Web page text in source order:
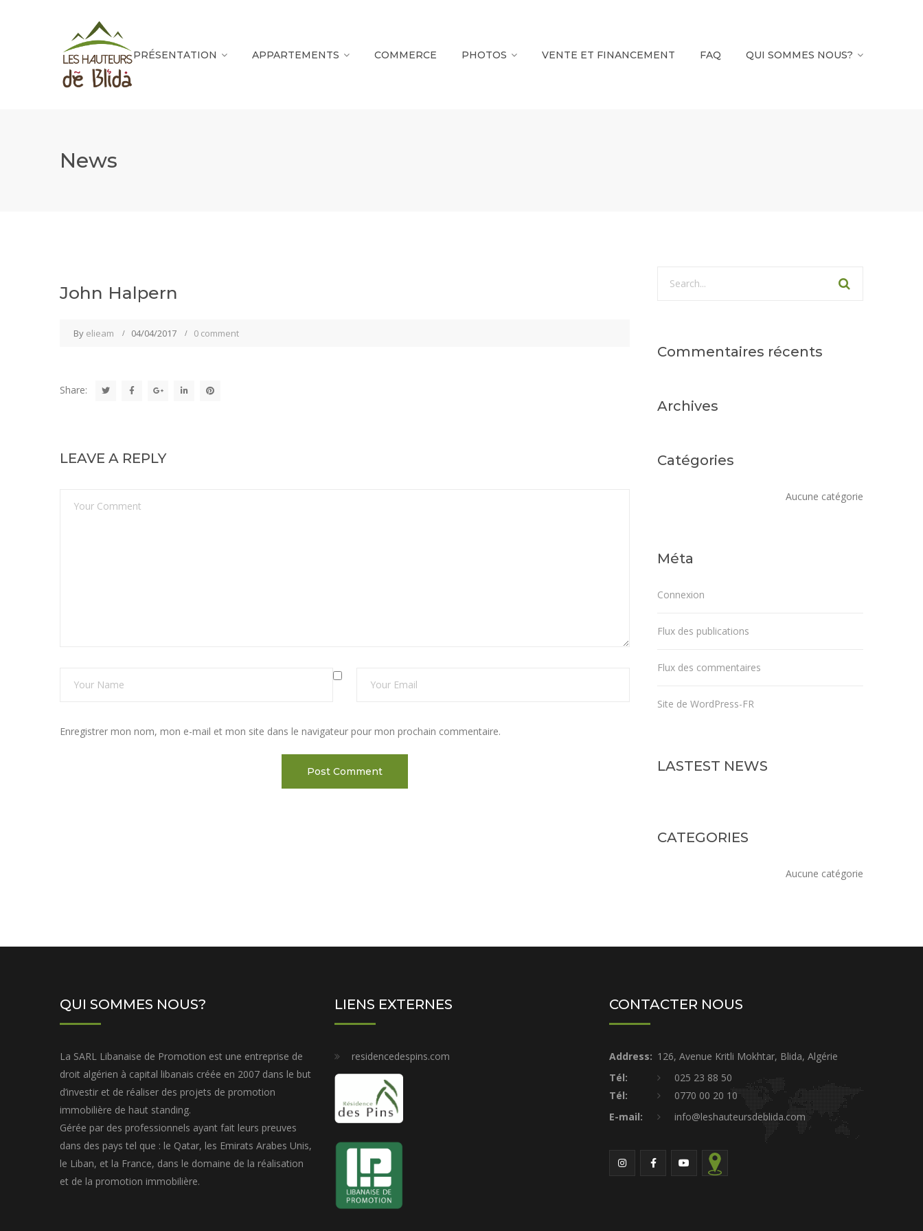
PRÉSENTATION APPARTEMENTS COMMERCE PHOTOS VENTE ET FINANCEMENT FAQ QUI SOMMES NOUS?
News
John Halpern
By elieam 04/04/2017 0 comment
Share:
LEAVE A REPLY
Enregistrer mon nom, mon e-mail et mon site dans le navigateur pour mon prochain commentaire.
Commentaires récents
Archives
Catégories
Aucune catégorie
Méta
Connexion
Flux des publications
Flux des commentaires
Site de WordPress-FR
LASTEST NEWS
CATEGORIES
Aucune catégorie
QUI SOMMES NOUS?
La SARL Libanaise de Promotion est une entreprise de
droit algérien à capital libanais créée en 2007 dans le but
d’investir et de réaliser des projets de promotion
immobilière de haut standing.
Gérée par des professionnels ayant fait leurs preuves
dans des pays tel que : le Qatar, les Emirats Arabes Unis,
le Liban, et la France, dans le domaine de la réalisation
et de la promotion immobilière.
LIENS EXTERNES
residencedespins.com
CONTACTER NOUS
Address: 126, Avenue Kritli Mokhtar, Blida, Algérie
Tél:
025 23 88 50
Tél:
0770 00 20 10
E-mail:
info@leshauteursdeblida.com